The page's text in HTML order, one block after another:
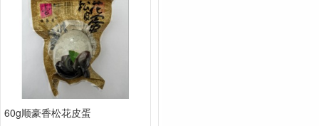
60g顺豪香松花皮蛋